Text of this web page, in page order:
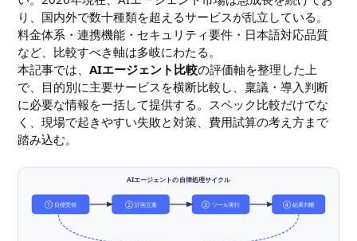
り、国内外で数十種類を超えるサービスが乱立している。
料金体系・連携機能・セキュリティ要件・日本語対応品質
など、比較すべき軸は多岐にわたる。
本記事では、AIエージェント比較の評価軸を整理した上
で、目的別に主要サービスを横断比較し、稟議・導入判断
に必要な情報を一括して提供する。スペック比較だけでな
く、現場で起きやすい失敗と対策、費用試算の考え方まで
踏み込む。
AIエージェントの自律処理サイクル
① 目標受領 ② 計画立案 ③ ツール実行 ④ 結果判断